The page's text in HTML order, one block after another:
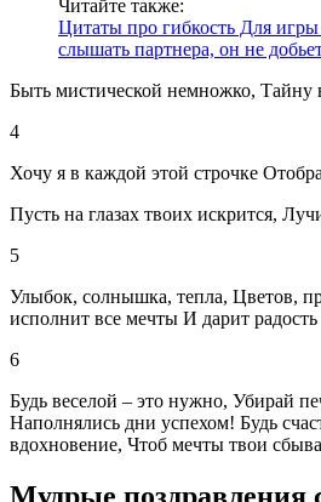
Читайте также:
Цитаты про гибкость Для игры
слышать партнера, он не
Быть мистической немножко, Тайну
4
Хочу я в каждой этой строчке
Пусть на глазах твоих искрится,
5
Улыбок, солнышка, тепла, Цветов,
исполнит все мечты И дарит
6
Будь веселой – это нужно, Убирай
Наполнялись дни успехом! Будь
вдохновение, Чтоб мечты твои
Мудрые поздравления